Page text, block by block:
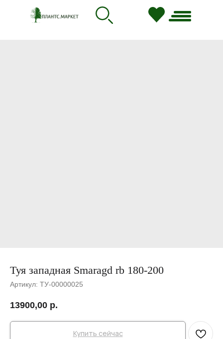
Туя западная Smaragd rb 180-200
Артикул: ТУ-00000025
13900,00 р.
Купить сейчас